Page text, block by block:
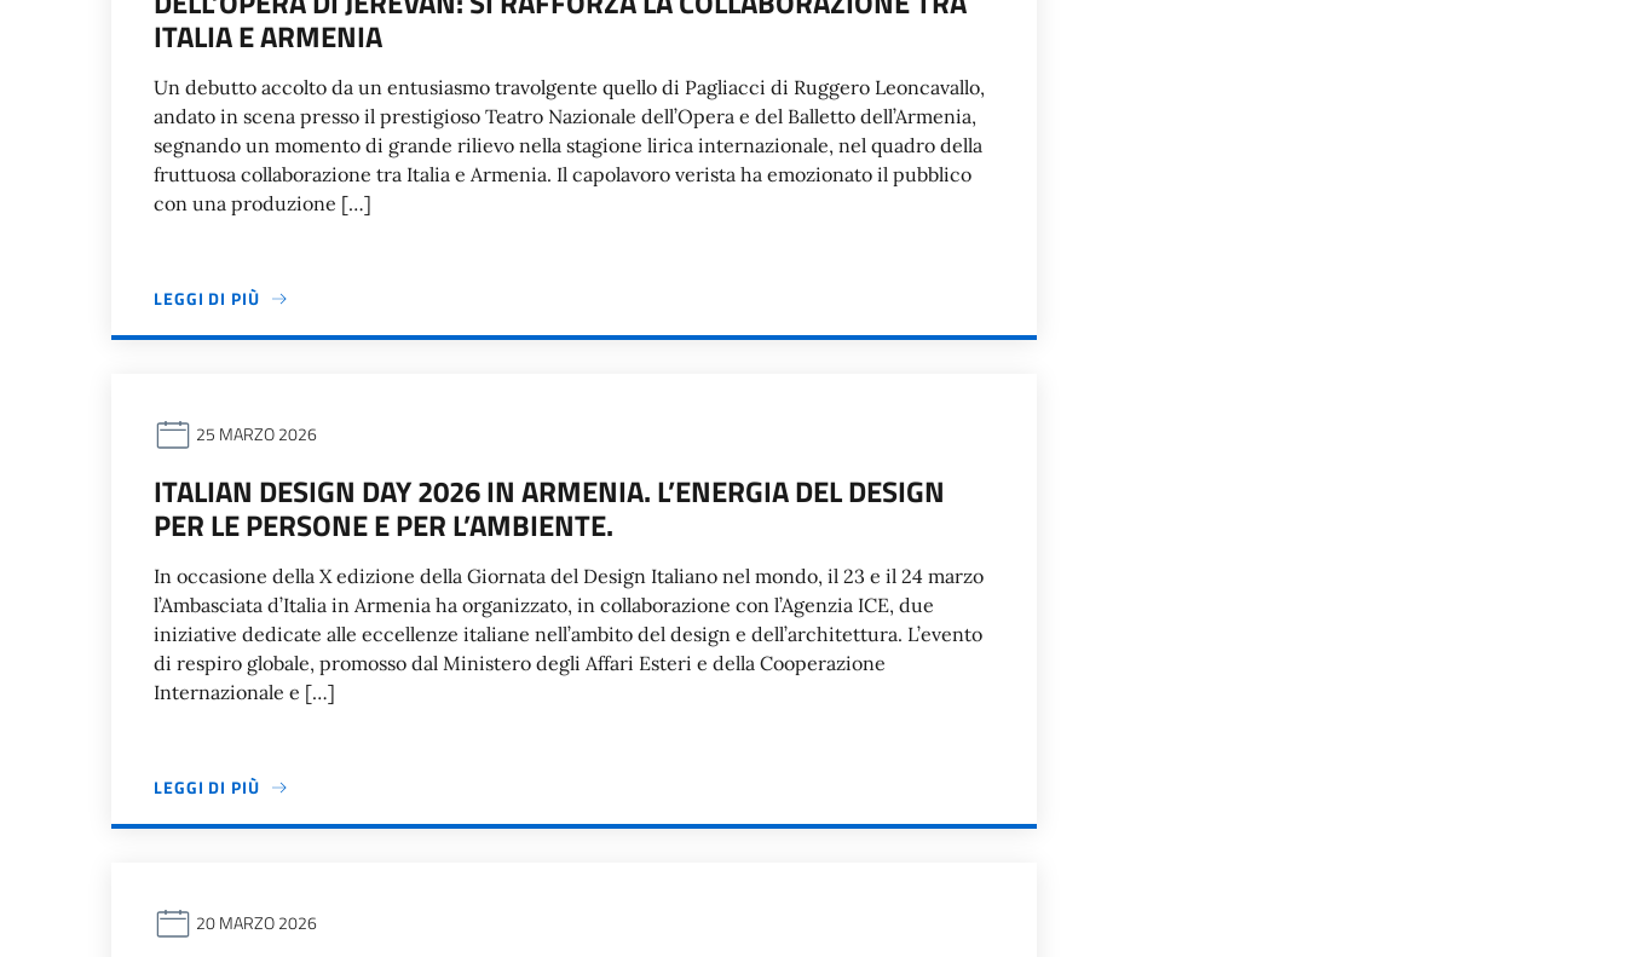
ITALIA E ARMENIA
Un debutto accolto da un entusiasmo travolgente quello di Pagliacci di Ruggero Leoncavallo,
andato in scena presso il prestigioso Teatro Nazionale dell’Opera e del Balletto dell’Armenia,
segnando un momento di grande rilievo nella stagione lirica internazionale, nel quadro della
fruttuosa collaborazione tra Italia e Armenia. Il capolavoro verista ha emozionato il pubblico
con una produzione […]
LEGGI DI PIÙ
25 MARZO 2026
ITALIAN DESIGN DAY 2026 IN ARMENIA. L’ENERGIA DEL DESIGN
PER LE PERSONE E PER L’AMBIENTE.
In occasione della X edizione della Giornata del Design Italiano nel mondo, il 23 e il 24 marzo
l’Ambasciata d’Italia in Armenia ha organizzato, in collaborazione con l’Agenzia ICE, due
iniziative dedicate alle eccellenze italiane nell’ambito del design e dell’architettura. L’evento
di respiro globale, promosso dal Ministero degli Affari Esteri e della Cooperazione
Internazionale e […]
LEGGI DI PIÙ
20 MARZO 2026